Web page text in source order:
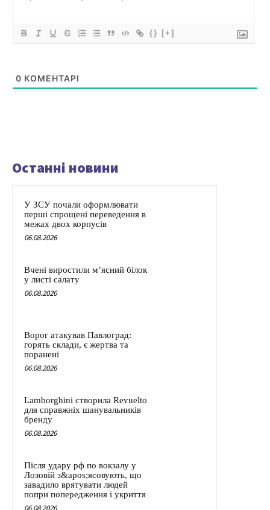
{} [+]
0 КОМЕНТАРІ
Останні новини
У ЗСУ почали оформлювати
перші спрощені переведення в
межах двох корпусів
06.08.2026
Вчені виростили м’ясний білок
у листі салату
06.08.2026
Ворог атакував Павлоград:
горять склади, є жертва та
поранені
06.08.2026
Lamborghini створила Revuelto
для справжніх шанувальників
бренду
06.08.2026
Після удару рф по вокзалу у
Лозовій з&apos;ясовують, що
завадило врятувати людей
попри попередження і укриття